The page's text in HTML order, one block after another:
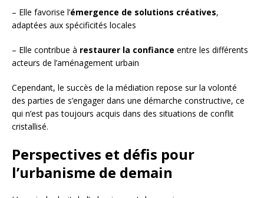
– Elle favorise l’émergence de solutions créatives,
adaptées aux spécificités locales
– Elle contribue à restaurer la confiance entre les différents
acteurs de l’aménagement urbain
Cependant, le succès de la médiation repose sur la volonté
des parties de s’engager dans une démarche constructive, ce
qui n’est pas toujours acquis dans des situations de conflit
cristallisé.
Perspectives et défis pour
l’urbanisme de demain